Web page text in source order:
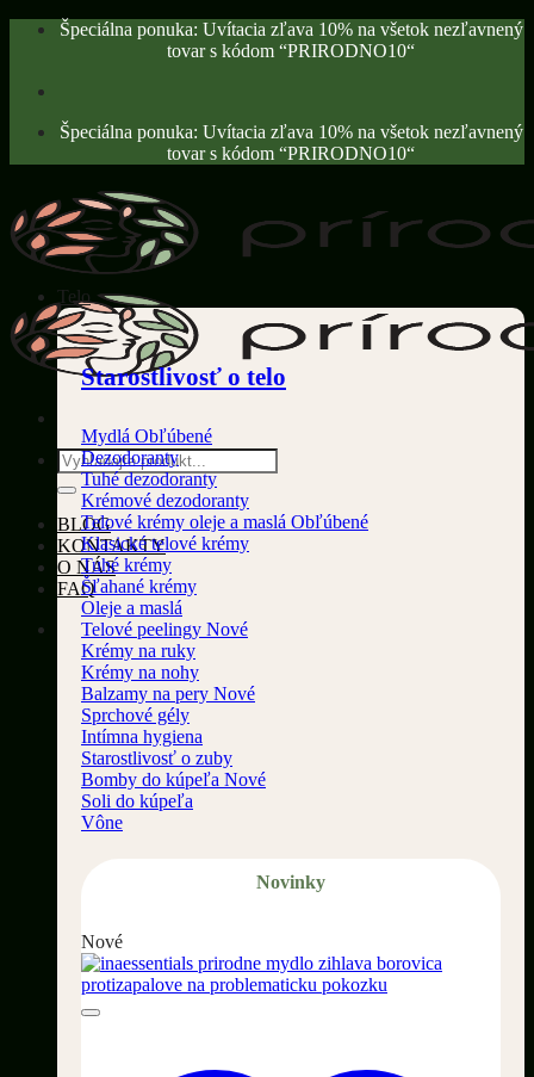
Skip
Špeciálna ponuka: Uvítacia zľava 10% na všetok nezľavnený
tovar s kódom “PRIRODNO10“
Špeciálna ponuka: Uvítacia zľava 10% na všetok nezľavnený
tovar s kódom “PRIRODNO10“
Hľadať:
BLOG
KONTAKTY
O NÁS
FAQ
Telo
Starostlivosť o telo
Mydlá
Dezodoranty
Tuhé dezodoranty
Krémové dezodoranty
Telové krémy oleje a maslá
Klasické telové krémy
Tuhé krémy
Šľahané krémy
Oleje a maslá
Telové peelingy
Krémy na ruky
Krémy na nohy
Balzamy na pery
Sprchové gély
Intímna hygiena
Starostlivosť o zuby
Bomby do kúpeľa
Soli do kúpeľa
Vône
Novinky
Nové